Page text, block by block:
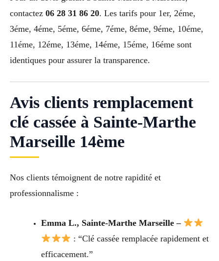
contactez 06 28 31 86 20. Les tarifs pour 1er, 2éme,
3éme, 4éme, 5éme, 6éme, 7éme, 8éme, 9éme, 10éme,
11éme, 12éme, 13éme, 14éme, 15éme, 16éme sont
identiques pour assurer la transparence.
Avis clients remplacement
clé cassée à Sainte-Marthe
Marseille 14ème
Nos clients témoignent de notre rapidité et
professionnalisme :
Emma L., Sainte-Marthe Marseille –
: “Clé cassée remplacée rapidement et
efficacement.”